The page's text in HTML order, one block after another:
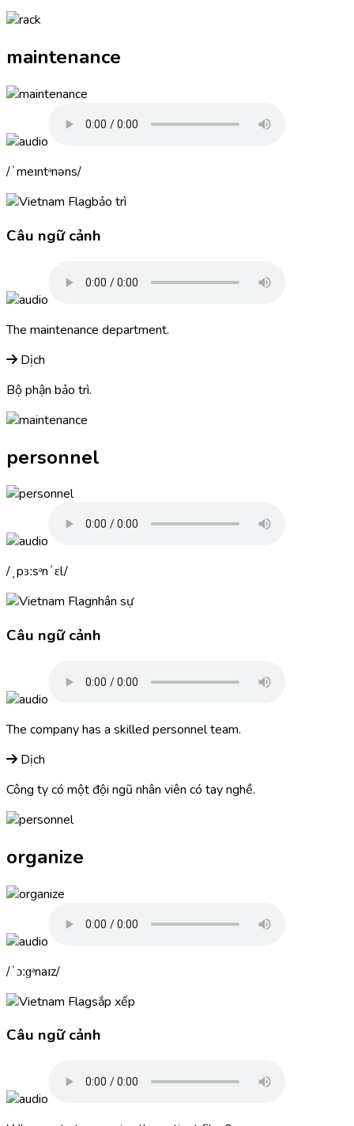
maintenance
ˈmeɪntᵊnəns
bảo trì
Câu ngữ cảnh
The maintenance department.
Dịch
Bộ phận bảo trì.
personnel
ˌpɜːsᵊnˈɛl
nhân sự
Câu ngữ cảnh
The company has a skilled personnelteam.
Dịch
Công ty có một đội ngũ nhân viên có tay nghề.
organize
ˈɔːɡᵊnaɪz
sắp xếp
Câu ngữ cảnh